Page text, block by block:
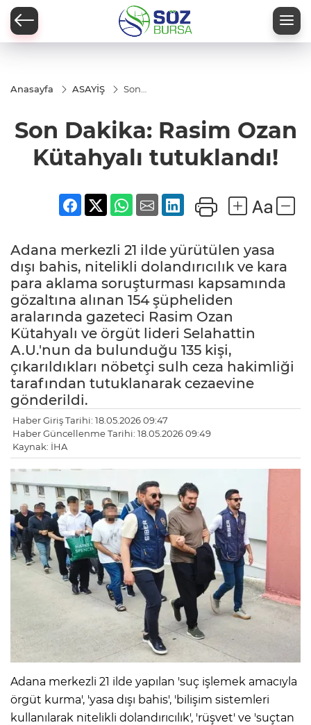
Anasayfa ASAYİŞ
Son
Kütahyalı
Son Dakika: Rasim Ozan
Kütahyalı tutuklandı!
Adana merkezli 21 ilde yürütülen yasa
dışı bahis, nitelikli dolandırıcılık ve kara
para aklama soruşturması kapsamında
gözaltına alınan 154 şüpheliden
aralarında gazeteci Rasim Ozan
Kütahyalı ve örgüt lideri Selahattin
A.U.'nun da bulunduğu 135 kişi,
çıkarıldıkları nöbetçi sulh ceza hakimliği
tarafından tutuklanarak cezaevine
gönderildi.
Haber Giriş Tarihi: 18.05.2026 09:47
Haber Güncellenme Tarihi: 18.05.2026 09:49
Kaynak: İHA
Adana merkezli 21 ilde yapılan 'suç işlemek amacıyla
örgüt kurma', 'yasa dışı bahis', 'bilişim sistemleri
kullanılarak nitelikli dolandırıcılık', 'rüşvet' ve 'suçtan